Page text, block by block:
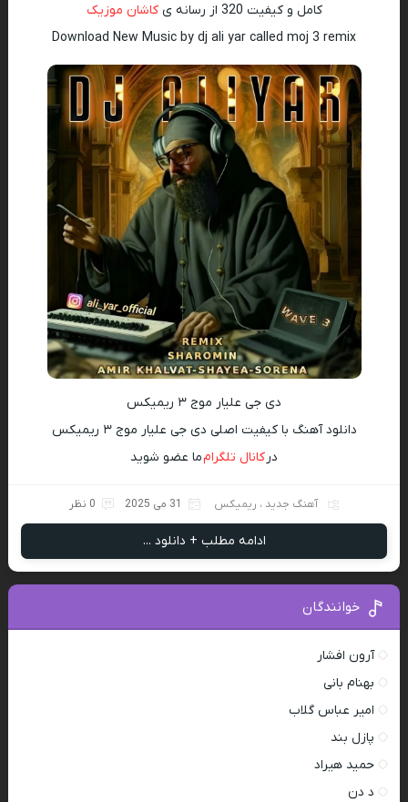
کامل و کیفیت 320 از رسانه ی
کاشان موزیک
Download New Music by dj ali yar called moj 3 remix
دی جی علیار موج ۳ ریمیکس
دانلود آهنگ با کیفیت اصلی دی جی علیار موج ۳ ریمیکس
درکانال تلگرامما عضو شوید
آهنگ جدید ، ریمیکس 31 می 2025 0 نظر
ادامه مطلب + دانلود ...
خوانندگان
آرون افشار
بهنام بانی
امیر عباس گلاب
پازل بند
حمید هیراد
د دن